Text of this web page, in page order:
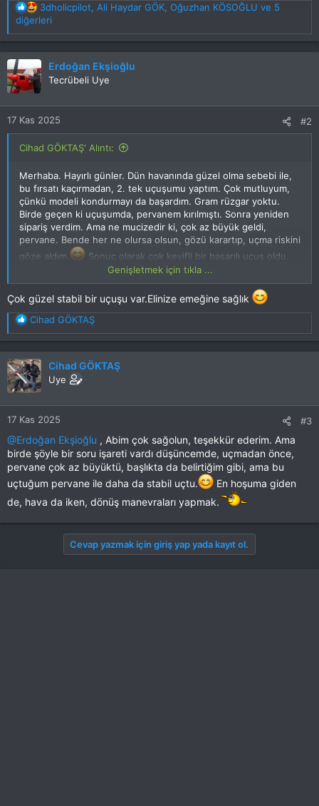
T
e
p
k
i
l
e
r
:
3dholicpilot, Ali Haydar GÖK, Oğuzhan KÖSOĞLU ve 5
diğerleri
Erdoğan Ekşioğlu
Tecrübeli Uye
17 Kas 2025 #2
Cihad GÖKTAŞ' Alıntı:
Merhaba. Hayırlı günler. Dün havanında güzel olma sebebi ile,
bu fırsatı kaçırmadan, 2. tek uçuşumu yaptım. Çok mutluyum,
çünkü modeli kondurmayı da başardım. Gram rüzgar yoktu.
Birde geçen ki uçuşumda, pervanem kırılmıştı. Sonra yeniden
sipariş verdim. Ama ne mucizedir ki, çok az büyük geldi,
pervane. Bende her ne olursa olsun, gözü karartıp, uçma riskini
göze aldım.
Sonuç olarak çok keyifli bir başarılı uçuş oldu.
Havada neredeyse, 7-8 dakika uçtum. Pervaneyi soracak
olursanız
Bu LİNKİ görmek için izniniz yok. Giriş yap veya üye ol . Çok
kalın bir yapısı var, yani kırılması epeyce bir zor maddeden.
Şimdide de biraz görsel ve videolara geçelim
---
Bu RESMİ görmek için izniniz yok. Giriş yap veya üye ol
---
Uçuş öncesi hazırlık
Bu VIDEOYU görmek için izniniz yok. Giriş yap veya üye ol
Genişletmek için tıkla ...
Çok güzel stabil bir uçuşu var.Elinize emeğine sağlık
T
e
p
k
i
l
e
r
:
Cihad GÖKTAŞ
Cihad GÖKTAŞ
Uye
17 Kas 2025 #3
@Erdoğan Ekşioğlu , Abim çok sağolun, teşekkür ederim. Ama
birde şöyle bir soru işareti vardı düşüncemde, uçmadan önce,
pervane çok az büyüktü, başlıkta da belirtiğim gibi, ama bu
uçtuğum pervane ile daha da stabil uçtu.
En hoşuma giden
de, hava da iken, dönüş manevraları yapmak.
Cevap yazmak için giriş yap yada kayıt ol.